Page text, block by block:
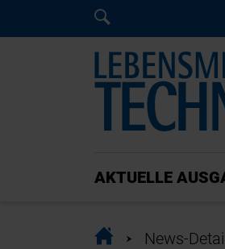
Home
AKTUELLE
HomeNews-